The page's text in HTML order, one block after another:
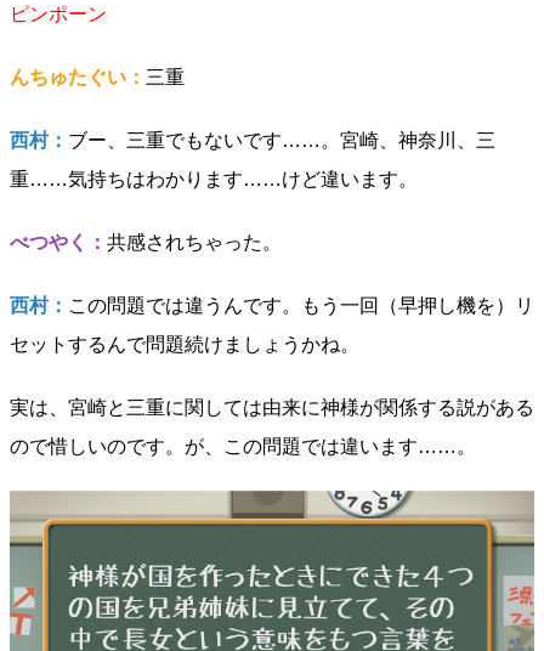
ピンポーン
んちゅたぐい： 三重
西村： ブー、三重でもないです……。宮崎、神奈川、三
重……気持ちはわかります……けど違います。
べつやく： 共感されちゃった。
西村： この問題では違うんです。もう一回（早押し機を）リ
セットするんで問題続けましょうかね。
実は、宮崎と三重に関しては由来に神様が関係する説がある
ので惜しいのです。が、この問題では違います……。